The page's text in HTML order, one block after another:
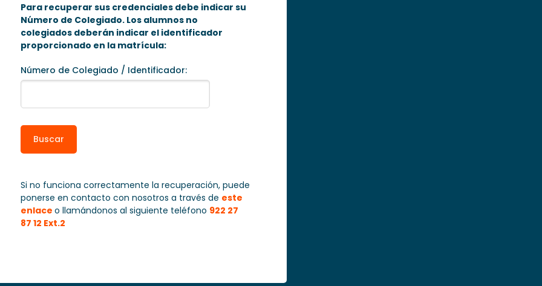
Para recuperar sus credenciales debe indicar su
Número de Colegiado. Los alumnos no
colegiados deberán indicar el identificador
proporcionado en la matrícula:
Número de Colegiado / Identificador:
Si no funciona correctamente la recuperación, puede
ponerse en contacto con nosotros a través de este
enlace o llamándonos al siguiente teléfono 922 27
87 12 Ext.2